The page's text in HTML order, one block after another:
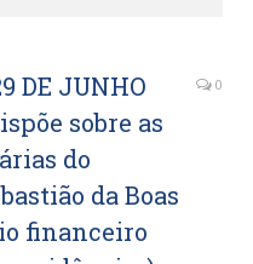
DE JUNHO
sobre as
do
da Boas
financeiro
0